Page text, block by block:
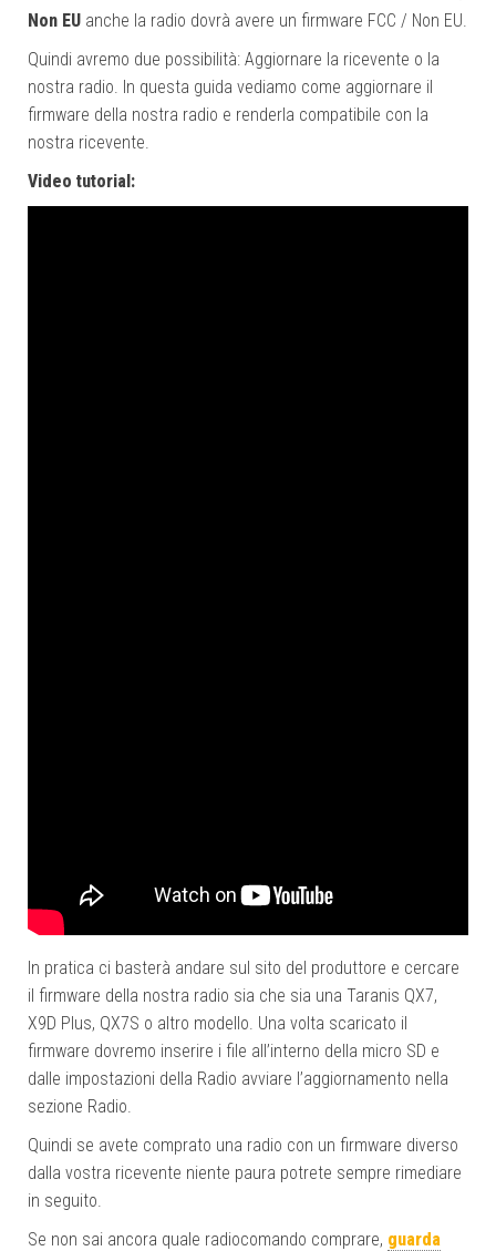
Non EU anche la radio dovrà avere un firmware FCC / Non EU.
Quindi avremo due possibilità: Aggiornare la ricevente o la
nostra radio. In questa guida vediamo come aggiornare il
firmware della nostra radio e renderla compatibile con la
nostra ricevente.
Video tutorial:
In pratica ci basterà andare sul sito del produttore e cercare
il firmware della nostra radio sia che sia una Taranis QX7,
X9D Plus, QX7S o altro modello. Una volta scaricato il
firmware dovremo inserire i file all’interno della micro SD e
dalle impostazioni della Radio avviare l’aggiornamento nella
sezione Radio.
Quindi se avete comprato una radio con un firmware diverso
dalla vostra ricevente niente paura potrete sempre rimediare
in seguito.
Se non sai ancora quale radiocomando comprare, guarda